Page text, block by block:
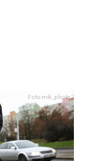
Foto:mik_photo